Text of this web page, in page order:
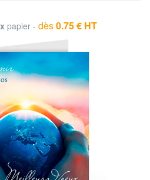
papier - dès0.75 € HT